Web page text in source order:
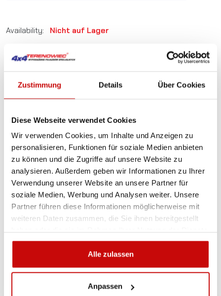
Zustimmung Details Über Cookies
Diese Webseite verwendet Cookies
Wir verwenden Cookies, um Inhalte und Anzeigen zu
personalisieren, Funktionen für soziale Medien anbieten
zu können und die Zugriffe auf unsere Website zu
analysieren. Außerdem geben wir Informationen zu Ihrer
Verwendung unserer Website an unsere Partner für
soziale Medien, Werbung und Analysen weiter. Unsere
Partner führen diese Informationen möglicherweise mit
weiteren Daten zusammen, die Sie ihnen bereitgestellt
gesammelt haben.
Alle zulassen
Anpassen
Availability: Nicht auf Lager
Artikel-Nr.: LAZER-GK-HILUX-Elite-01K
Sie sind sich nicht sicher, welches Produkt
wir beraten Sie gern.
phone +48 12 266 27 54
Lieferrichtlinie
Rückgabebestimmungen
Datenschutzrichtlinie
Beschreibung
KOSTENLOSER VERSAND!